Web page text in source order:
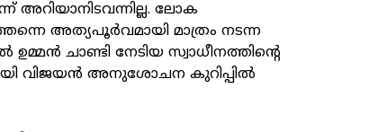
അറിയാനിടവന്നില്ല. ലോക
അത്യപൂര്‍വമായി മാത്രം നടന്ന
ചാണ്ടി നേടിയ സ്വാധീനത്തിന്റെ
വിജയന്‍ അനുശോചന കുറിപ്പില്‍